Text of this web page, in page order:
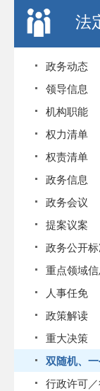
法
政务动态
领导信息
机构职能
权力清单
权责清单
政务信息
政务会议
提案议案
政务公开
重点领域
人事任免
政策解读
重大决策
双随机、
行政许可